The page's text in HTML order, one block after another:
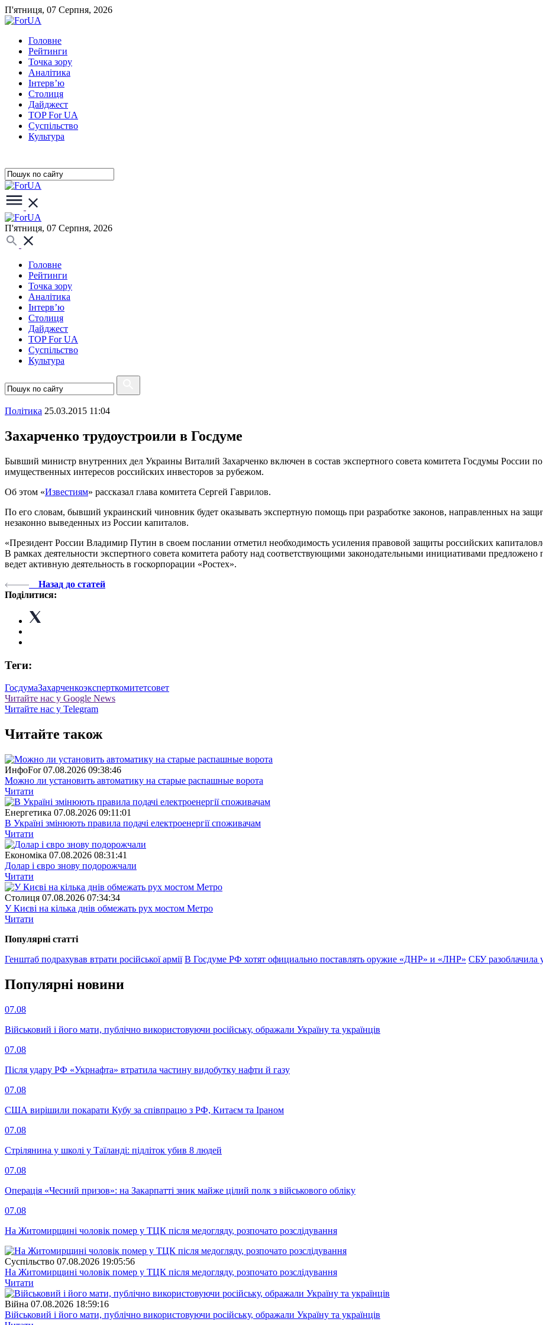
П'ятниця, 07 Серпня, 2026
Головне
Рейтинги
Точка зору
Аналітика
Інтерв’ю
Столиця
Дайджест
TOP For UA
Суспiльство
Культура
П'ятниця, 07 Серпня, 2026
Головне
Рейтинги
Точка зору
Аналітика
Інтерв’ю
Столиця
Дайджест
TOP For UA
Суспiльство
Культура
Полiтика 25.03.2015 11:04
Захарченко трудоустроили в Госдуме
Бывший министр внутренних дел Украины Виталий Захарченко включен в состав экспертного совета комитета Госдумы России
имущественных интересов российских инвесторов за рубежом.
Об этом «Известиям» рассказал глава комитета Сергей Гаврилов.
По его словам, бывший украинский чиновник будет оказывать экспертную помощь при разработке законов, направленных на
незаконно выведенных из России капиталов.
«Президент России Владимир Путин в своем послании отметил необходимость усиления правовой защиты российских
В рамках деятельности экспертного совета комитета работу над соответствующими законодательными инициативами
ведет активную деятельность в госкорпорации «Ростех».
Назад до статей
Поділитися:
Теги:
ГосдумаЗахарченкоэксперткомитетсовет
Читайте нас у Google News
Читайте нас у Telegram
Читайте також
ИнфоFor 07.08.2026 09:38:46
Можно ли установить автоматику на старые распашные ворота
Читати
Енергетика 07.08.2026 09:11:01
В Україні змінюють правила подачі електроенергії споживачам
Читати
Економіка 07.08.2026 08:31:41
Долар і євро знову подорожчали
Читати
Столиця 07.08.2026 07:34:34
У Києві на кілька днів обмежать рух мостом Метро
Читати
Популярнi статтi
Генштаб подрахував втрати російської армії В Госдуме РФ хотят официально поставлять оружие «ДНР» и «ЛНР» СБУ разоблачила
Популярнi новини
07.08
Військовий і його мати, публічно використовуючи російську, ображали Україну та українців
07.08
Після удару РФ «Укрнафта» втратила частину видобутку нафти й газу
07.08
США вирішили покарати Кубу за співпрацю з РФ, Китаєм та Іраном
07.08
Стрілянина у школі у Таїланді: підліток убив 8 людей
07.08
Операція «Чесний призов»: на Закарпатті зник майже цілий полк з військового обліку
07.08
На Житомирщині чоловік помер у ТЦК після медогляду, розпочато розслідування
Суспiльство 07.08.2026 19:05:56
На Житомирщині чоловік помер у ТЦК після медогляду, розпочато розслідування
Читати
Війна 07.08.2026 18:59:16
Військовий і його мати, публічно використовуючи російську, ображали Україну та українців